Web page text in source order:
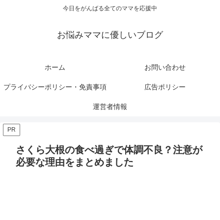
今日をがんばる全てのママを応援中
お悩みママに優しいブログ
ホーム お問い合わせ
プライバシーポリシー・免責事項 広告ポリシー
運営者情報
PR
さくら大根の食べ過ぎで体調不良？注意が
必要な理由をまとめました